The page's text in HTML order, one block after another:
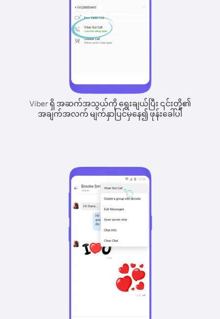
Viber ရှိ အဆက်အသွယ်ကို ရွေးချယ်ပြီး ၎င်းတို့၏
အချက်အလက် မျက်နှာပြင်မှနေ၍ ဖုန်းခေါ်ပါ